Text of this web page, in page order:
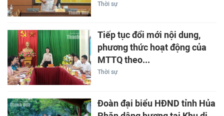
Thời sự
Tiếp tục đổi mới nội dung,
phương thức hoạt động của
MTTQ theo...
Thời sự
Đoàn đại biểu HĐND tỉnh Hủa